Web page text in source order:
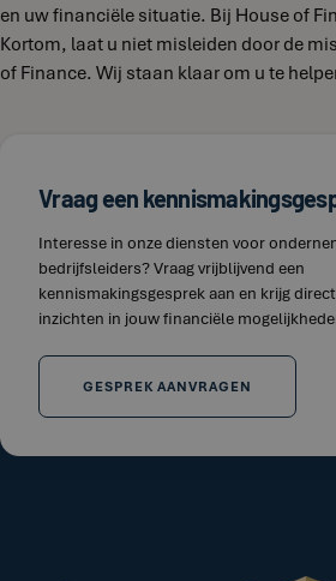
en uw financiële situatie. Bij House of
Kortom, laat u niet misleiden door de
of Finance. Wij staan klaar om u te
Vraag een
Interesse in onze diensten voor
bedrijfsleiders? Vraag vrijblijvend een
kennismakingsgesprek aan en krijg direct
inzichten in jouw financiële
GESPREK AANVRAGEN